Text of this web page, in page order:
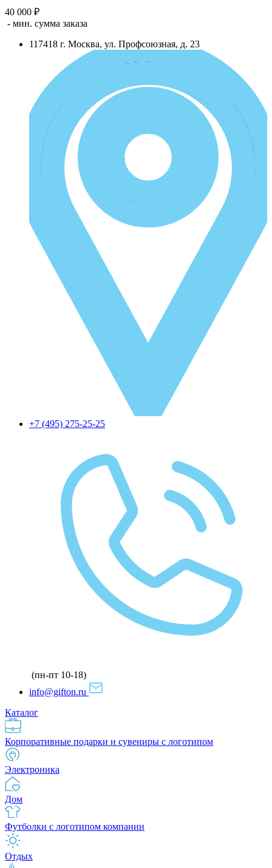
40 000 ₽
- мин. сумма заказа
117418 г. Москва, ул. Профсоюзная, д. 23
+7 (495) 275-25-25
(пн-пт 10-18)
info@gifton.ru
Каталог
Корпоративные подарки и сувениры с логотипом
Электроника
Дом
Футболки с логотипом компании
Отдых